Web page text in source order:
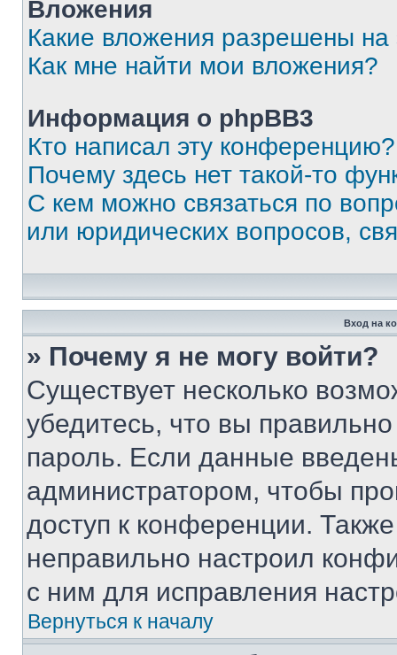
Вложения
Какие вложения разрешены
Как мне найти мои вложения?
Информация о phpBB3
Кто написал эту конференцию?
Почему здесь нет такой-то
С кем можно связаться по
или юридических вопросов,
Вход на
» Почему я не могу войти?
Существует несколько
убедитесь, что вы
пароль. Если данные
администратором, чтобы
доступ к конференции.
неправильно настроил
с ним для исправления
Вернуться к началу